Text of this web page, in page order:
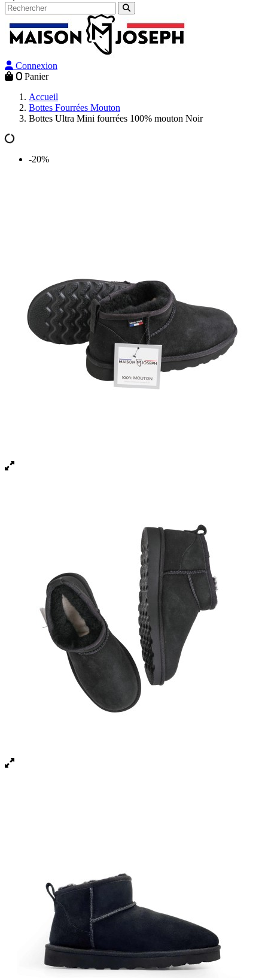
Connexion
0 Panier
Accueil
Bottes Fourrées Mouton
Bottes Ultra Mini fourrées 100% mouton Noir
-20%